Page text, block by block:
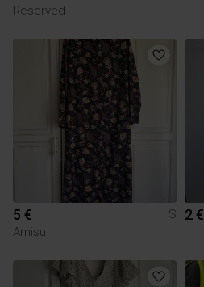
Reserved
5 €
S
Amisu
2 €